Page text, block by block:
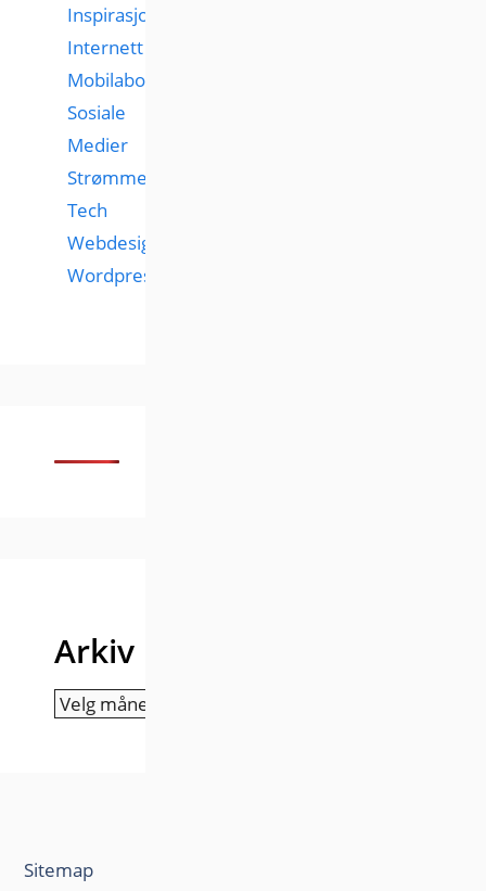
Inspirasjon
Internett
Mobilabonnementer
Sosiale
Medier
Strømmetjenester
Tech
Webdesign
Wordpress
Arkiv
Arkiv
Sitemap